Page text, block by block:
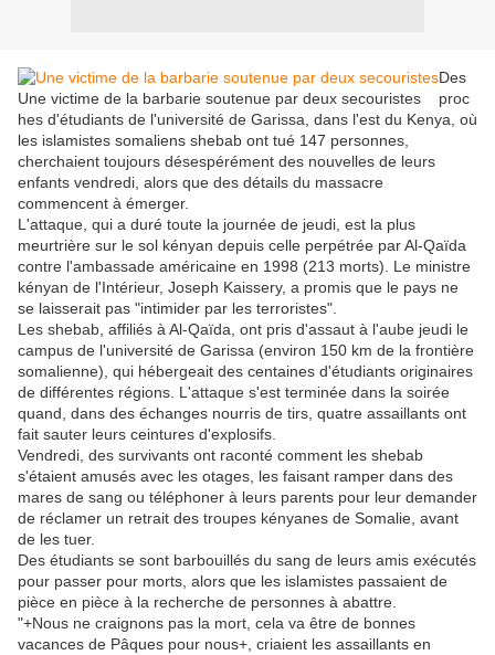
Une victime de la barbarie soutenue par deux secouristes
Des
proc
hes d'étudiants de l'université de Garissa, dans l'est du Kenya, où
les islamistes somaliens shebab ont tué 147 personnes,
cherchaient toujours désespérément des nouvelles de leurs
enfants vendredi, alors que des détails du massacre
commencent à émerger.
L'attaque, qui a duré toute la journée de jeudi, est la plus
meurtrière sur le sol kényan depuis celle perpétrée par Al-Qaïda
contre l'ambassade américaine en 1998 (213 morts). Le ministre
kényan de l'Intérieur, Joseph Kaissery, a promis que le pays ne
se laisserait pas "intimider par les terroristes".
Les shebab, affiliés à Al-Qaïda, ont pris d'assaut à l'aube jeudi le
campus de l'université de Garissa (environ 150 km de la frontière
somalienne), qui hébergeait des centaines d'étudiants originaires
de différentes régions. L'attaque s'est terminée dans la soirée
quand, dans des échanges nourris de tirs, quatre assaillants ont
fait sauter leurs ceintures d'explosifs.
Vendredi, des survivants ont raconté comment les shebab
s'étaient amusés avec les otages, les faisant ramper dans des
mares de sang ou téléphoner à leurs parents pour leur demander
de réclamer un retrait des troupes kényanes de Somalie, avant
de les tuer.
Des étudiants se sont barbouillés du sang de leurs amis exécutés
pour passer pour morts, alors que les islamistes passaient de
pièce en pièce à la recherche de personnes à abattre.
"+Nous ne craignons pas la mort, cela va être de bonnes
vacances de Pâques pour nous+, criaient les assaillants en